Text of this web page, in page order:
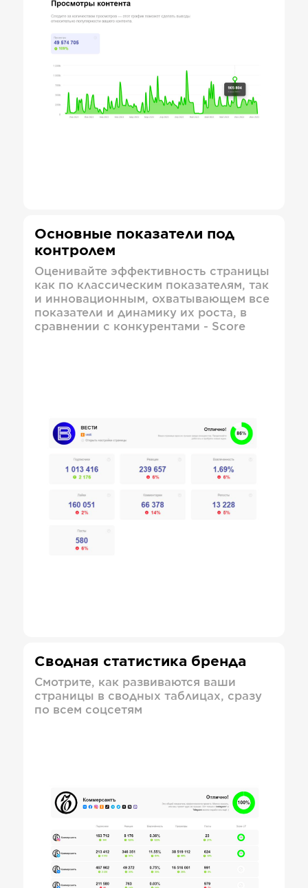
Основные показатели под
контролем
Оценивайте эффективность страницы
как по классическим показателям, так
и инновационным, охватывающем все
показатели и динамику их роста, в
сравнении с конкурентами - Score
Сводная статистика бренда
Смотрите, как развиваются ваши
страницы в сводных таблицах, сразу
по всем соцсетям